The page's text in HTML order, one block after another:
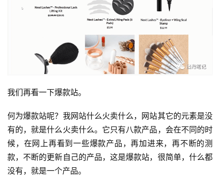
我们再看一下爆款站。
何为爆款站呢？我网站什么火卖什么，网站其它的元素是没
有的，就是什么火卖什么。它只有八款产品，会在不同的时
候，在网上再看到一些爆款产品，再加进来，再不断的测
款，不断的更新自己的产品，这是爆款站，很简单，什么都
没有，就是一个产品。